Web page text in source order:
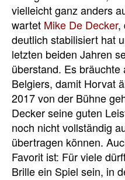
vielleicht ganz anders
wartet Mike De Decker,
deutlich stabilisiert hat
letzten beiden Jahren
überstand. Es bräuchte
Belgiers, damit Horvat
2017 von der Bühne
Decker seine guten
noch nicht vollständig
übertragen können.
Favorit ist: Für viele
Brille ein Spiel sein, in